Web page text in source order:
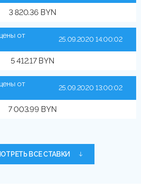
3 820.36 BYN
от
5 412.17 BYN
25.09.2020 14:00:02
от
7 003.99 BYN
25.09.2020 13:00:02
ВСЕ СТАВКИ